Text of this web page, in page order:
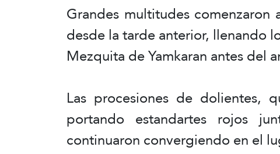
Grandes multitudes
desde la tarde anterior, llenando
Mezquita de Yamkaran antes del
Las procesiones de dolientes,
portando estandartes rojos
continuaron convergiendo en el